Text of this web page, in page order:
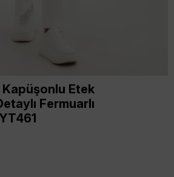
Kapüşonlu Etek
Fermuarlı